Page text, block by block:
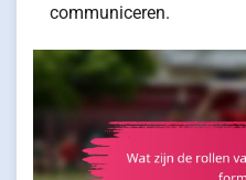
communiceren.